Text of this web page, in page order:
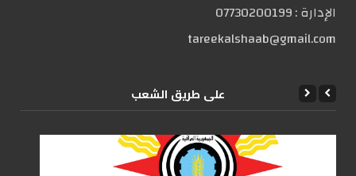
الإدارة :07730200199
tareekalshaab@gmail.com
علی طریق الشعب